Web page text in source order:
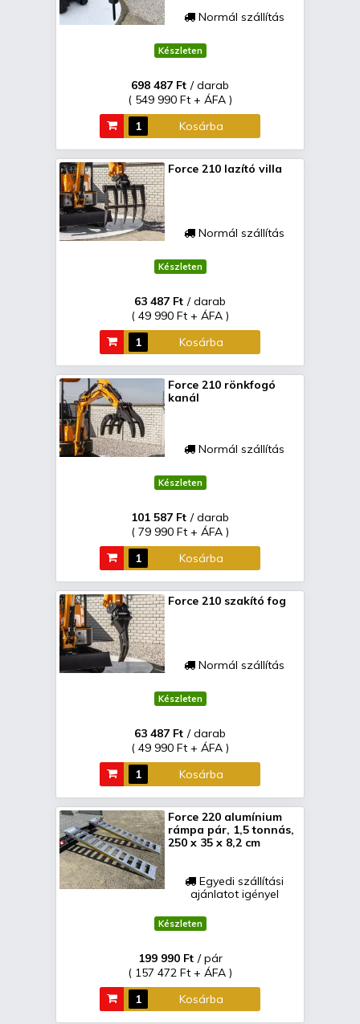
Normál szállítás
Készleten
698 487 Ft / darab
( 549 990 Ft + ÁFA )
Kosárba
Force 210 lazító villa
Normál szállítás
Készleten
63 487 Ft / darab
( 49 990 Ft + ÁFA )
Kosárba
Force 210 rönkfogó
kanál
Normál szállítás
Készleten
101 587 Ft / darab
( 79 990 Ft + ÁFA )
Kosárba
Force 210 szakító fog
Normál szállítás
Készleten
63 487 Ft / darab
( 49 990 Ft + ÁFA )
Kosárba
Force 220 alumínium
rámpa pár, 1,5 tonnás,
250 x 35 x 8,2 cm
Egyedi szállítási
ajánlatot igényel
Készleten
199 990 Ft / pár
( 157 472 Ft + ÁFA )
Kosárba